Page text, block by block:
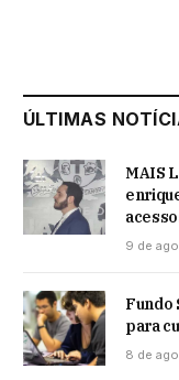
ÚLTIMAS
MAIS
9 de
Fundo
para
8 de